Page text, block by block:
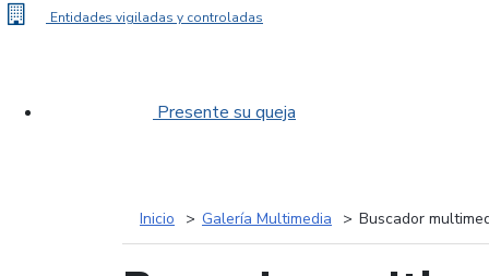
Entidades vigiladas y controladas
Presente su queja
Inicio Galería Multimedia Buscador